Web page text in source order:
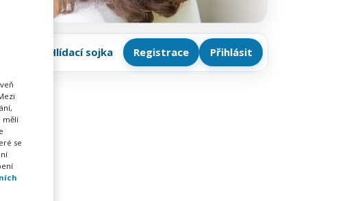
Hlídací sojka Registrace Přihlásit
měli
se